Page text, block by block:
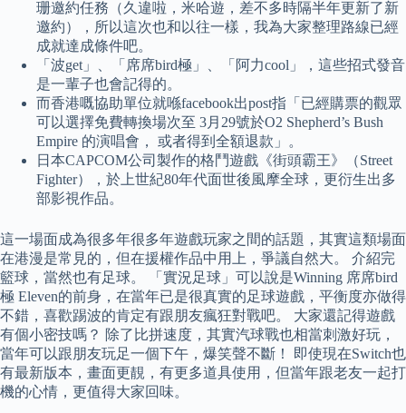
珊邀約任務（久違啦，米哈遊，差不多時隔半年更新了新
邀約），所以這次也和以往一樣，我為大家整理路線已經
成就達成條件吧。
「波get」、「席席bird極」、「阿力cool」，這些招式發音
是一輩子也會記得的。
而香港嘅協助單位就喺facebook出post指「已經購票的觀眾
可以選擇免費轉換場次至 3月29號於O2 Shepherd’s Bush
Empire 的演唱會， 或者得到全額退款」。
日本CAPCOM公司製作的格鬥遊戲《街頭霸王》（Street
Fighter），於上世紀80年代面世後風摩全球，更衍生出多
部影視作品。
這一場面成為很多年很多年遊戲玩家之間的話題，其實這類場面
在港漫是常見的，但在援權作品中用上，爭議自然大。 介紹完
籃球，當然也有足球。 「實況足球」可以說是Winning 席席bird
極 Eleven的前身，在當年已是很真實的足球遊戲，平衡度亦做得
不錯，喜歡踢波的肯定有跟朋友瘋狂對戰吧。 大家還記得遊戲
有個小密技嗎？ 除了比拼速度，其實汽球戰也相當刺激好玩，
當年可以跟朋友玩足一個下午，爆笑聲不斷！ 即使現在Switch也
有最新版本，畫面更靚，有更多道具使用，但當年跟老友一起打
機的心情，更值得大家回味。